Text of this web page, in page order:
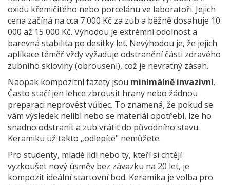
oxidu křemičitého nebo porcelánu ve laboratoři. Jejich
cena začíná na cca 7 000 Kč za zub a běžně dosahuje 10
000 až 15 000 Kč. Výhodou je extrémní odolnost a
barevná stabilita po desítky let. Nevýhodou je, že jejich
aplikace téměř vždy vyžaduje odstranění části zdravého
zubního skloviny (obrousení), což je nevratný zásah.
Naopak kompozitní fazety jsou minimálně invazivní.
Často stačí jen lehce zbrousit hrany nebo žádnou
preparaci neprovést vůbec. To znamená, že pokud se
vám výsledek nelíbí nebo se materiál opotřebí, lze ho
snadno odstranit a zub vrátit do původního stavu.
Keramiku už takto „odlepíte" nemůžete.
Pro studenty, mladé lidi nebo ty, kteří si chtějí
vyzkoušet nový úsměv bez závazku na 20 let, je
kompozit ideální startovní bod. Keramika je volba pro